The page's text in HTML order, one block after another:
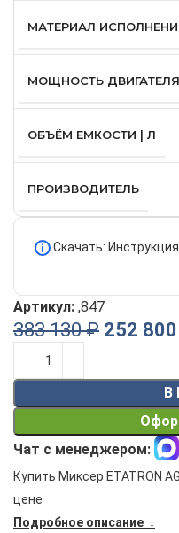
МАТЕРИАЛ
МОЩНОСТЬ ДВИГАТЕЛЯ
ОБЪЁМ ЕМКОСТИ | Л
ПРОИЗВОДИТЕЛЬ
Скачать: Инструкция
Артикул: ,847
383 130₽ 252 800
В
Alternative:
Чат с менеджером:
Купить Миксер ETATRON
цене
Подробное описание ↓